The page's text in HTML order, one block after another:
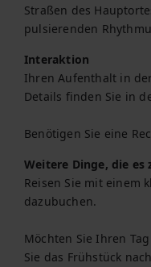
Straßen des
pulsierenden
Interaktion
Ihren Aufenthalt in
Details finden Sie in
Benötigen Sie eine
Weitere Dinge, die es
Reisen Sie mit einem
dazubuchen.
Möchten Sie Ihren
Sie das Frühstück